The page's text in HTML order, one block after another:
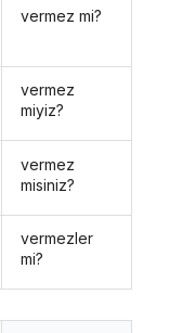
vermez mi?
vermez
miyiz?
vermez
misiniz?
vermezler
mi?